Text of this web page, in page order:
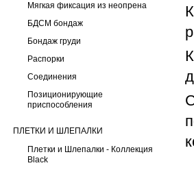
Мягкая фиксация из неопрена
БДСМ бондаж
Бондаж груди
Распорки
Соединения
Позиционирующие
приспособления
ПЛЕТКИ И ШЛЕПАЛКИ
Плетки и Шлепалки - Коллекция
Black